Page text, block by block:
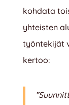
kohdata
yhteisten
työntekijät
kertoo: